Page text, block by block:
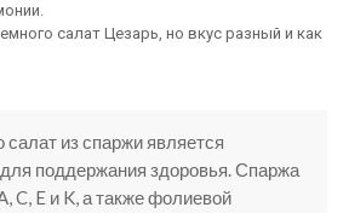
салат Цезарь, но вкус разный и как
из спаржи является
поддержания здоровья. Спаржа
C, E и K, а также фолиевой